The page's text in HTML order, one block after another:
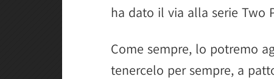
ha dato il via alla serie Two
Come sempre, lo potremo
tenercelo per sempre, a